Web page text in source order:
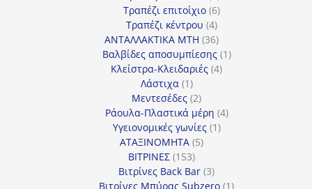
προϊόντα
Τραπέζι επιτοίχιο 66
προϊόντα
Τραπέζι κέντρου 44
προϊόντα
ΑΝΤΑΛΛΑΚΤΙΚΑ MTH 3636
προϊόντα
Βαλβίδες αποσυμπίεσης 11
Κλείστρα-Κλειδαριές 44
Λάστιχα 11
προϊόν
Μεντεσέδες 22
προϊόντα
Ράουλα-Πλαστικά μέρη 44
Υγειονομικές γωνίες 11
ΑΤΑΞΙΝΟΜΗΤΑ 55
ΒΙΤΡΙΝΕΣ 153153
προϊόντα
Βιτρίνες Back Bar 33
προϊόντα
Βιτρίνες Mπύρας Subzero 11